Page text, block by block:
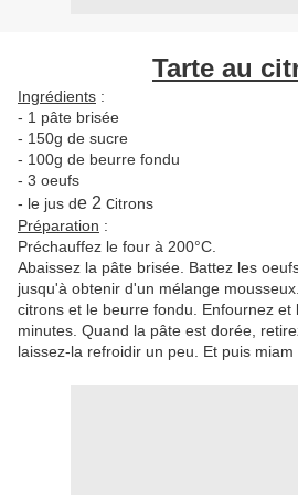
Tarte au
Ingrédients :
- 1 pâte brisée
- 150g de sucre
- 100g de beurre fondu
- 3 oeufs
- le jus de 2 citrons
Préparation :
Préchauffez le four à 200°C.
Abaissez la pâte brisée. Battez les
jusqu'à obtenir d'un mélange
citrons et le beurre fondu. Enfournez et
minutes. Quand la pâte est dorée,
laissez-la refroidir un peu. Et puis miam